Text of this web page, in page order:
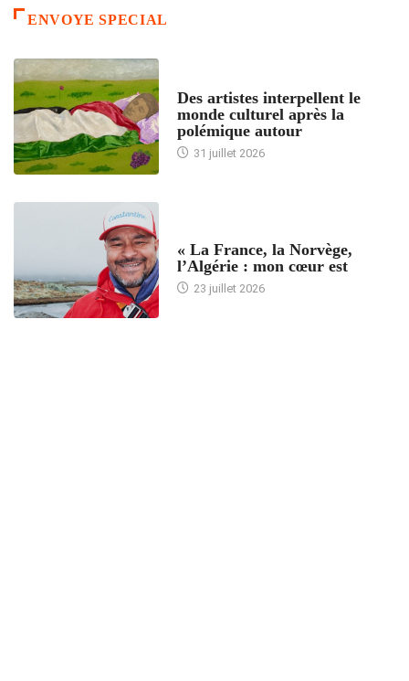
ENVOYE SPECIAL
Des artistes interpellent le
monde culturel après la
polémique autour
31 juillet 2026
« La France, la Norvège,
l’Algérie : mon cœur est
23 juillet 2026